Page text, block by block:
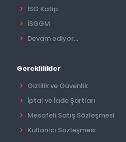
İSG Katip
İSGGM
Devam ediyor...
Gereklilikler
Gizlilik ve Güvenlik
İptal ve İade Şartları
Mesafeli Satış Sözleşmesi
Kullanıcı Sözleşmesi